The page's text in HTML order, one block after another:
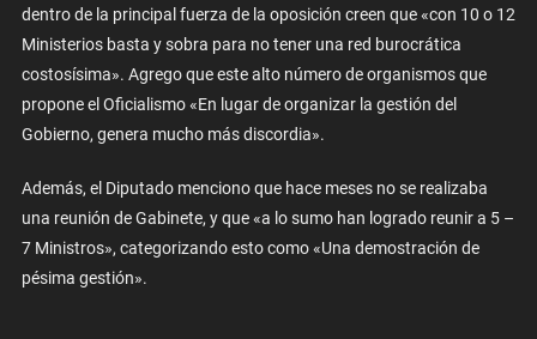
dentro de la principal fuerza de la oposición creen que «con 10 o 12
Ministerios basta y sobra para no tener una red burocrática
costosísima». Agrego que este alto número de organismos que
propone el Oficialismo «En lugar de organizar la gestión del
Gobierno, genera mucho más discordia».
Además, el Diputado menciono que hace meses no se realizaba
una reunión de Gabinete, y que «a lo sumo han logrado reunir a 5 –
7 Ministros», categorizando esto como «Una demostración de
pésima gestión».